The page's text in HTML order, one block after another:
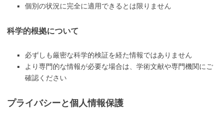
個別の状況に完全に適用できるとは限りません
科学的根拠について
必ずしも厳密な科学的検証を経た情報ではありません
より専門的な情報が必要な場合は、学術文献や専門機関にご
確認ください
プライバシーと個人情報保護